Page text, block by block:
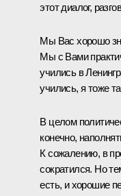
этот диалог,
Мы Вас хорошо
Мы с Вами
учились в
учились, я тоже
В целом
конечно,
К сожалению, в
сократился. Но
есть, и хорошие